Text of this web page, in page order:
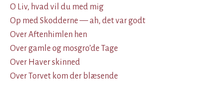
O Liv, hvad vil du med mig
Op med Skodderne — ah, det var godt
Over Aftenhimlen hen
Over gamle og mosgro’de Tage
Over Haver skinned
Over Torvet kom der blæsende